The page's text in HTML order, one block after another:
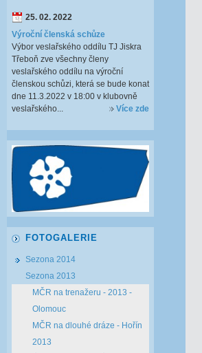
25. 02. 2022
Výroční členská schůze
Výbor veslařského oddílu TJ Jiskra
Třeboň zve všechny členy
veslařského oddílu na výroční
členskou schůzi, která se bude konat
dne 11.3.2022 v 18:00 v klubovně
veslařského...
Více zde
FOTOGALERIE
Sezona 2014
Sezona 2013
MČR na trenažeru - 2013 -
Olomouc
MČR na dlouhé dráze - Hořín
2013